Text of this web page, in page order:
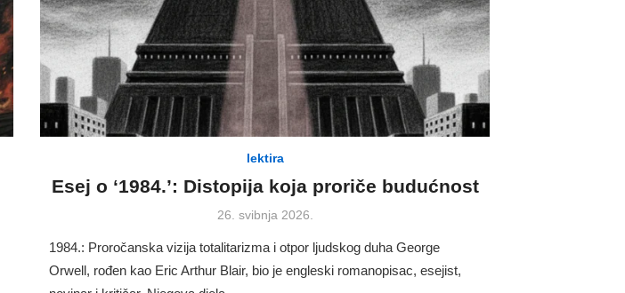
lektira
Esej o ‘1984.’: Distopija koja proriče budućnost
Posted
26. svibnja 2026.
1984.: Proročanska vizija totalitarizma i otpor ljudskog duha George
Orwell, rođen kao Eric Arthur Blair, bio je engleski romanopisac, esejist,